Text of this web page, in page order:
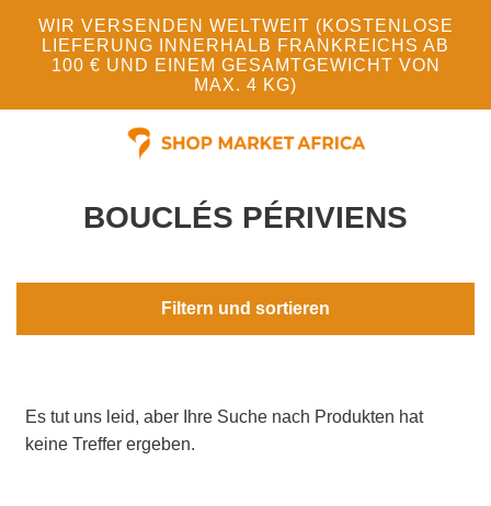
WIR VERSENDEN WELTWEIT (KOSTENLOSE
LIEFERUNG INNERHALB FRANKREICHS AB
100 € UND EINEM GESAMTGEWICHT VON
MAX. 4 KG)
BOUCLÉS PÉRIVIENS
Filtern und sortieren
Es tut uns leid, aber Ihre Suche nach Produkten hat
keine Treffer ergeben.